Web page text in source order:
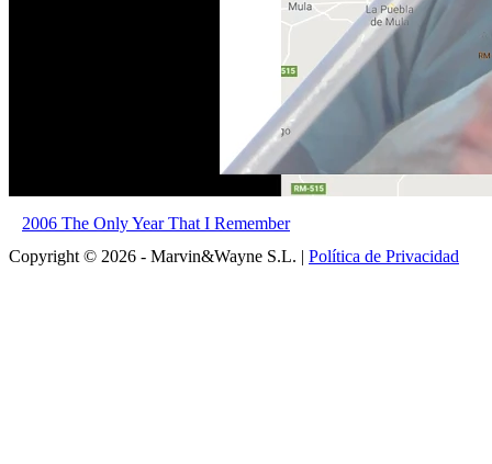
2006 The Only Year That I Remember
Copyright © 2026 - Marvin&Wayne S.L. | Política de Privacidad